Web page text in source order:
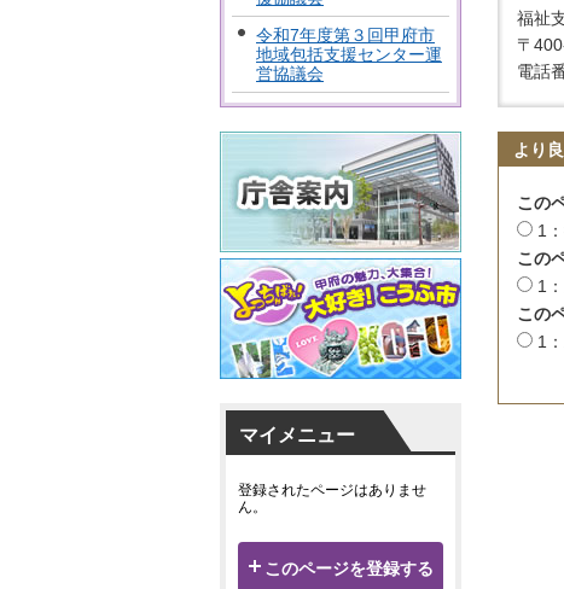
令和7年度第３回甲府市
地域包括支援センター運
営協議会
マイメニュー
登録されたページはありませ
ん。
このページを登録する
福祉
〒
電話
より
この
1
この
1
この
1